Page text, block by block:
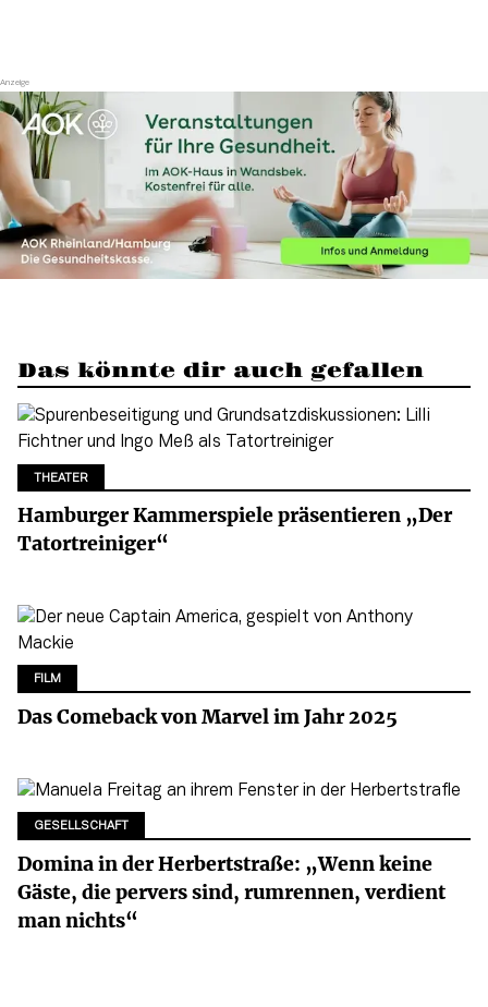
Das könnte dir auch gefallen
THEATER
Hamburger Kammerspiele präsentieren „Der
Tatortreiniger“
FILM
Das Comeback von Marvel im Jahr 2025
GESELLSCHAFT
Domina in der Herbertstraße: „Wenn keine
Gäste, die pervers sind, rumrennen, verdient
man nichts“